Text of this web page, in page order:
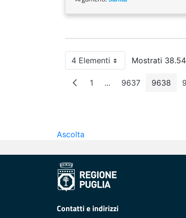
4 ElementiPer paginaMostrati
Pagina
1 ...Pagine intermedie
Pagina
9637 Pagina
9638
Ascolta
Contatti e indirizzi